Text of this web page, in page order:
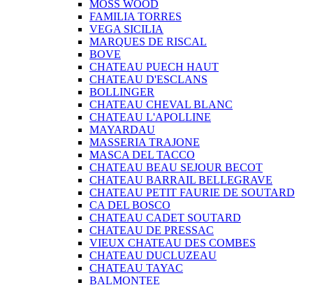
MOSS WOOD
FAMILIA TORRES
VEGA SICILIA
MARQUES DE RISCAL
BOVE
CHATEAU PUECH HAUT
CHATEAU D'ESCLANS
BOLLINGER
CHATEAU CHEVAL BLANC
CHATEAU L'APOLLINE
MAYARDAU
MASSERIA TRAJONE
MASCA DEL TACCO
CHATEAU BEAU SEJOUR BECOT
CHATEAU BARRAIL BELLEGRAVE
CHATEAU PETIT FAURIE DE SOUTARD
CA DEL BOSCO
CHATEAU CADET SOUTARD
CHATEAU DE PRESSAC
VIEUX CHATEAU DES COMBES
CHATEAU DUCLUZEAU
CHATEAU TAYAC
BALMONTEE